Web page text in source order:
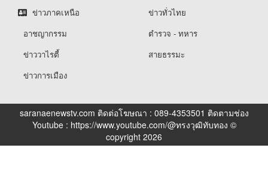
ข่าวภาคเหนือ
ข่าวทั่วไทย
อาชญากรรม
ตำรวจ - ทหาร
ข่าววาไรตี้
สายธรรมะ
ข่าวการเมือง
saranaenewstv.com ติดต่อโฆษณา : 089-4353501 ติดตามช่อง
Youtube : https://www.youtube.com/@ทรงวุฒิทับทอง ©
copyright 2026